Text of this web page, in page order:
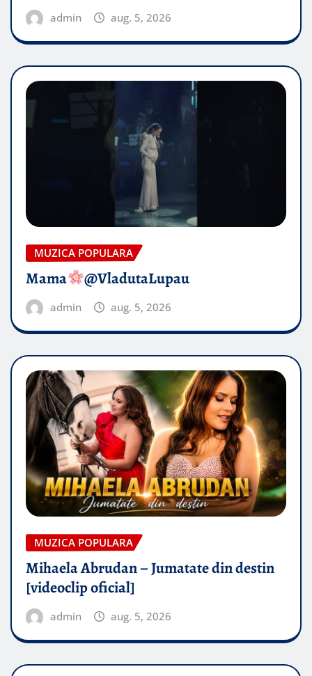
admin aug. 5, 2026
MUZICA POPULARA
Mama @VladutaLupau
admin aug. 5, 2026
MUZICA POPULARA
Mihaela Abrudan – Jumatate din destin
[videoclip oficial]
admin aug. 5, 2026